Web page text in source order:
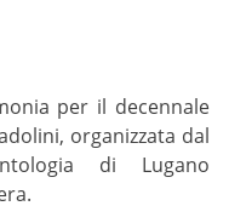
per il decennale
organizzata dal
di Lugano